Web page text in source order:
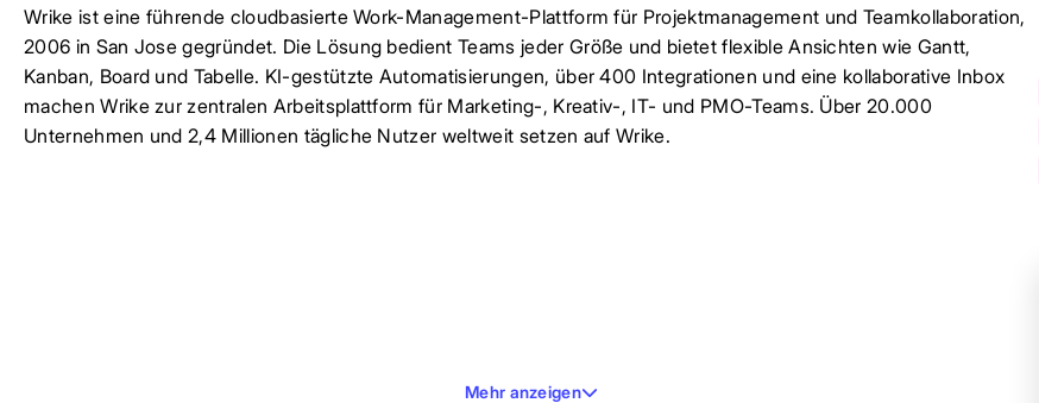
Wrike ist eine führende cloudbasierte Work-Management-Plattform für Projektmanagement und Teamkollaboration,
2006 in San Jose gegründet. Die Lösung bedient Teams jeder Größe und bietet flexible Ansichten wie Gantt,
Kanban, Board und Tabelle. KI-gestützte Automatisierungen, über 400 Integrationen und eine kollaborative Inbox
machen Wrike zur zentralen Arbeitsplattform für Marketing-, Kreativ-, IT- und PMO-Teams. Über 20.000
Unternehmen und 2,4 Millionen tägliche Nutzer weltweit setzen auf Wrike.
Mehr anzeigen